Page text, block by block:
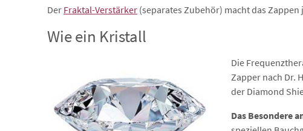
Der Fraktal-Verstärker (separates Zubehör) macht das
Wie ein Kristall
Die
Zapper nach Dr.
der Diamond
Das Besondere